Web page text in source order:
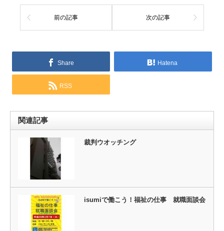
前の記事 次の記事
Share Hatena
RSS
関連記事
裁判ウオッチング
isumiで働こう！福祉の仕事 就職面談会